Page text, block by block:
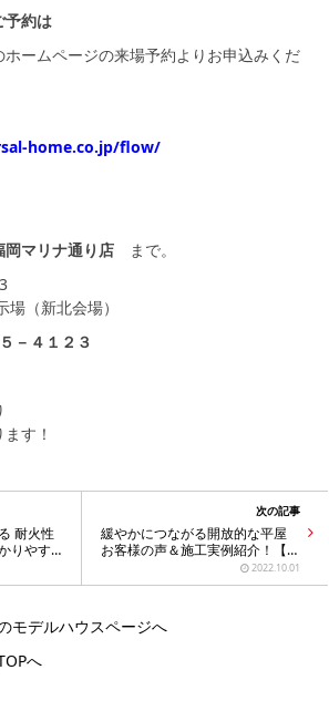
約は
ームページの来場予約よりお申込みくだ
home.co.jp/flow/
マリナ通り店 まで。
（新北会場）
－４１２３
す！
耐火性
りやすく
次の記事
緩やかにつながる開放的な平屋
お客様の声＆施工実例紹介！【マ
リナ通り店】
2022.10.01
モデルハウスページへ
へ